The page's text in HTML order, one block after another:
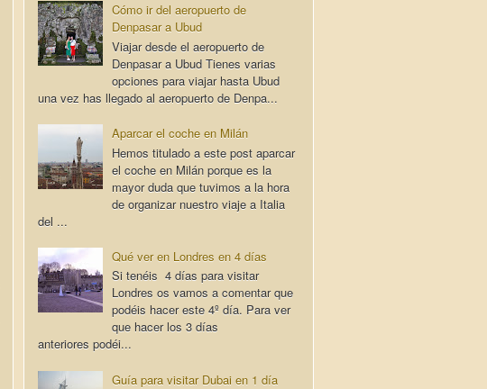
Cómo ir del aeropuerto de
Denpasar a Ubud
Viajar desde el aeropuerto de
Denpasar a Ubud Tienes varias
opciones para viajar hasta Ubud
una vez has llegado al aeropuerto de Denpa...
Aparcar el coche en Milán
Hemos titulado a este post aparcar
el coche en Milán porque es la
mayor duda que tuvimos a la hora
de organizar nuestro viaje a Italia
del ...
Qué ver en Londres en 4 días
Si tenéis 4 días para visitar
Londres os vamos a comentar que
podéis hacer este 4º día. Para ver
que hacer los 3 días
anteriores podéi...
Guía para visitar Dubai en 1 día